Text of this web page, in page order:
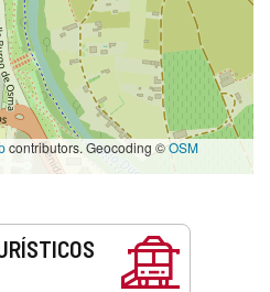
contributors. Geocoding ©OSM